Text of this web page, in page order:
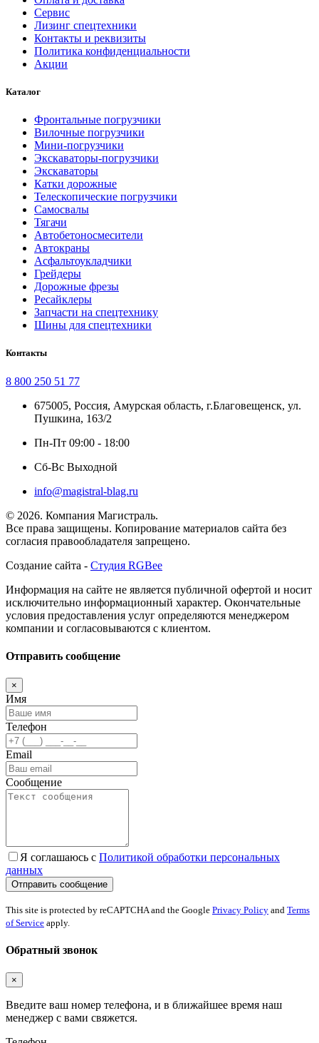
Сервис
Лизинг спецтехники
Контакты и реквизиты
Политика конфиденциальности
Акции
Каталог
Фронтальные погрузчики
Вилочные погрузчики
Мини-погрузчики
Экскаваторы-погрузчики
Экскаваторы
Катки дорожные
Телескопические погрузчики
Самосвалы
Тягачи
Автобетоносмесители
Автокраны
Асфальтоукладчики
Грейдеры
Дорожные фрезы
Ресайклеры
Запчасти на спецтехнику
Шины для спецтехники
Контакты
8 800 250 51 77
675005, Россия, Амурская область, г.Благовещенск, ул.
Пушкина, 163/2
Пн-Пт 09:00 - 18:00
Сб-Вс Выходной
info@magistral-blag.ru
© 2026. Компания Магистраль.
Все права защищены. Копирование материалов сайта без
согласия правообладателя запрещено.
Создание сайта - Студия RGBee
Информация на сайте не является публичной офертой и носит
исключительно информационный характер. Окончательные
условия предоставления услуг определяются менеджером
компании и согласовываются с клиентом.
Отправить сообщение
×
Имя
Телефон
Email
Сообщение
Я соглашаюсь с Политикой обработки персональных
данных
This site is protected by reCAPTCHA and the Google Privacy Policy and Terms
of Service apply.
Обратный звонок
×
Введите ваш номер телефона, и в ближайшее время наш
менеджер с вами свяжется.